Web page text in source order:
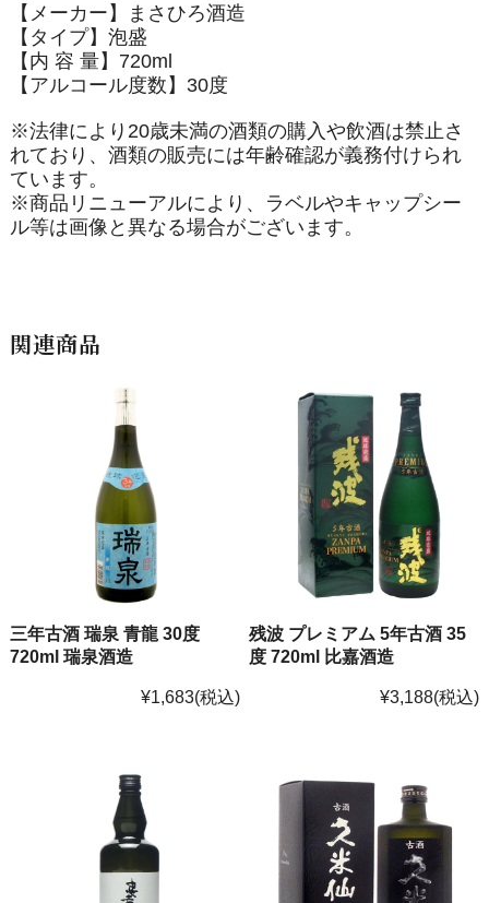
【メーカー】まさひろ酒造
【タイプ】泡盛
【内 容 量】720ml
【アルコール度数】30度
※法律により20歳未満の酒類の購入や飲酒は禁止さ
れており、酒類の販売には年齢確認が義務付けられ
ています。
※商品リニューアルにより、ラベルやキャップシー
ル等は画像と異なる場合がございます。
関連商品
三年古酒 瑞泉 青龍 30度
720ml 瑞泉酒造
¥1,683(税込)
残波 プレミアム 5年古酒 35
度 720ml 比嘉酒造
¥3,188(税込)